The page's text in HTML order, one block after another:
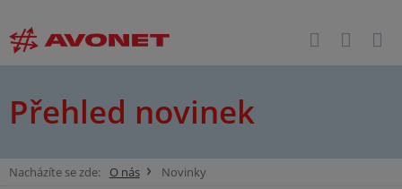
Přehled novinek
Nacházíte se zde: O nás Novinky